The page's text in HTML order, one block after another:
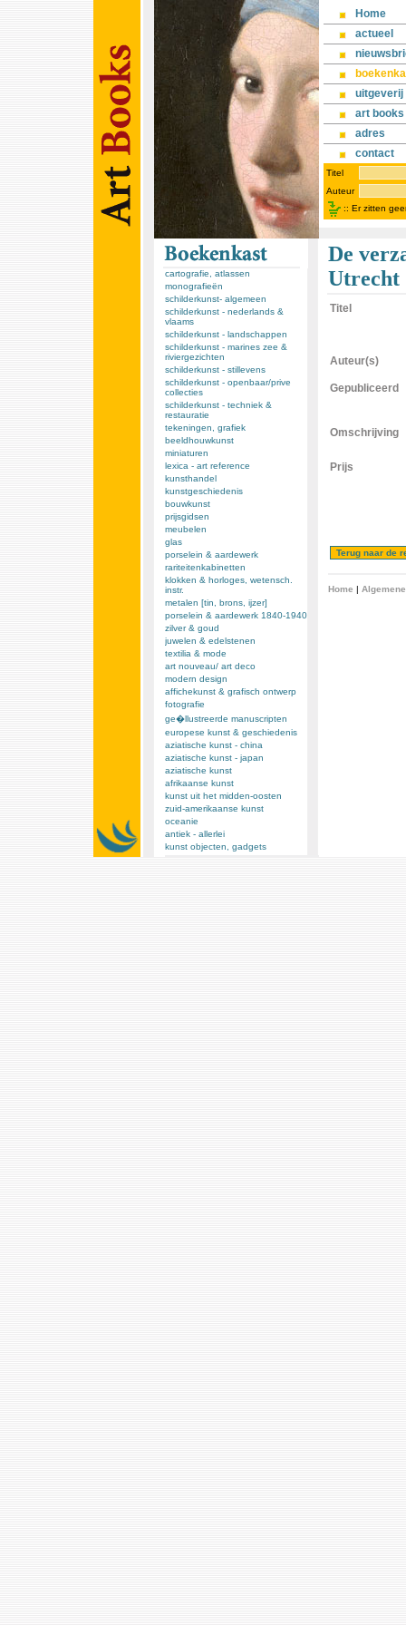
Home
actueel
uitgeverij
art books
adres
contact
Titel
Auteur
:: Er zitten
cartografie, atlassen
monografieën
schilderkunst- algemeen
schilderkunst - nederlands &
vlaams
schilderkunst - landschappen
schilderkunst - marines zee &
riviergezichten
schilderkunst - stillevens
schilderkunst - openbaar/prive
collecties
schilderkunst - techniek &
restauratie
tekeningen, grafiek
beeldhouwkunst
miniaturen
lexica - art reference
kunsthandel
kunstgeschiedenis
bouwkunst
prijsgidsen
meubelen
glas
porselein & aardewerk
rariteitenkabinetten
klokken & horloges, wetensch.
instr.
metalen [tin, brons, ijzer]
porselein & aardewerk 1840-1940
zilver & goud
juwelen & edelstenen
textilia & mode
art nouveau/ art deco
modern design
affichekunst & grafisch ontwerp
fotografie
ge�llustreerde manuscripten
europese kunst & geschiedenis
aziatische kunst - china
aziatische kunst - japan
aziatische kunst
afrikaanse kunst
kunst uit het midden-oosten
zuid-amerikaanse kunst
oceanie
antiek - allerlei
kunst objecten, gadgets
De
Utrecht
Titel
Auteur(s)
Gepubliceerd
Omschrijving
Prijs
Home |